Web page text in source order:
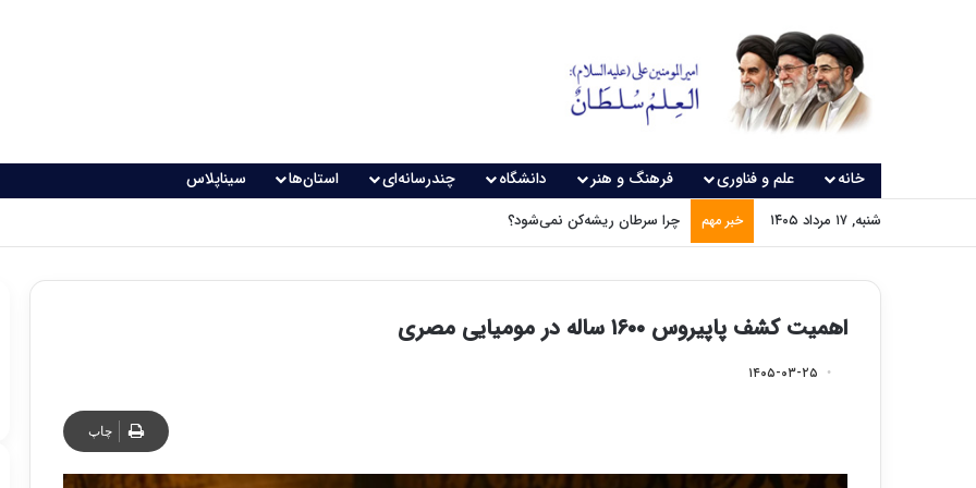
خانه علم و فناوری فرهنگ و هنر دانشگاه چندرسانه‌ای استان‌ها سیناپلاس
شنبه, ۱۷ مرداد ۱۴۰۵ خبر مهم چرا سرطان ریشه‌کن نمی‌شود؟
اهمیت کشف پاپیروس ۱۶۰۰ ساله در مومیایی مصری
۱۴۰۵-۰۳-۲۵
چاپ